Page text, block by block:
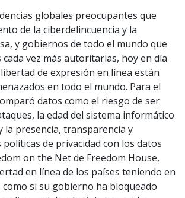
globales preocupantes que
de la ciberdelincuencia y la
y gobiernos de todo el mundo que
vez más autoritarias, hoy en día
de expresión en línea están
en todo el mundo. Para el
datos como el riesgo de ser
la edad del sistema informático
la presencia, transparencia y
políticas de privacidad con los datos
on the Net de Freedom House,
en línea de los países teniendo en
si su gobierno ha bloqueado